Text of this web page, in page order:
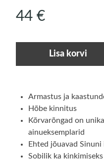
44€
Armastus ja
Hõbe kinnitus
Kõrvarõngad on
ainueksemplarid
Ehted jõuavad
Sobilik ka kinkimiseks
Lisa korvi